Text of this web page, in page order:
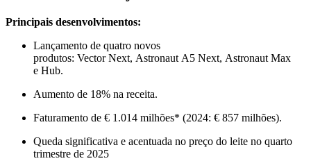
Principais desenvolvimentos:
Lançamento de quatro novos
produtos: Vector Next, Astronaut A5 Next, Astronaut Max
e Hub.
Aumento de 18% na receita.
Faturamento de € 1.014 milhões* (2024: € 857 milhões).
Queda significativa e acentuada no preço do leite no quarto
trimestre de 2025